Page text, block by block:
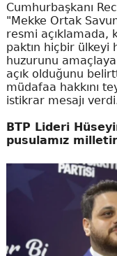
Cumhurbaşkanı
"Mekke Ortak
resmi açıklamada,
paktın hiçbir ülkeyi
huzurunu
açık olduğunu
müdafaa hakkını
istikrar mesajı
BTP Lideri
pusulamız